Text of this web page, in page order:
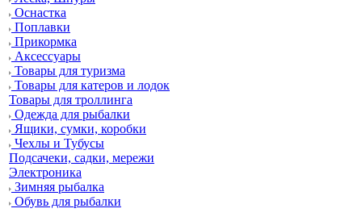
Оснастка
Поплавки
Прикормка
Аксессуары
Товары для туризма
Товары для катеров и лодок
Товары для троллинга
Одежда для рыбалки
Ящики, сумки, коробки
Чехлы и Тубусы
Подсачеки, садки, мережи
Электроника
Зимняя рыбалка
Обувь для рыбалки